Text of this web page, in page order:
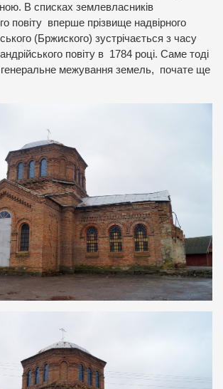
В списках землевласників
повіту вперше прізвище надвірного
(Бржиского) зустрічається з часу
повіту в 1784 році. Саме тоді
межування земель, почате ще